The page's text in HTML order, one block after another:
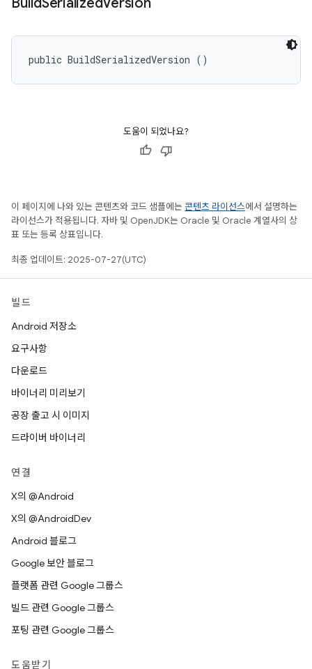
public BuildSerializedVersion ()
도움이 되었나요?
이 페이지에 나와 있는 콘텐츠와 코드 샘플에는 콘텐츠 라이선스에서 설명하는
라이선스가 적용됩니다. 자바 및 OpenJDK는 Oracle 및 Oracle 계열사의 상
표 또는 등록 상표입니다.
최종 업데이트: 2025-07-27(UTC)
빌드
Android 저장소
요구사항
다운로드
바이너리 미리보기
공장 출고 시 이미지
드라이버 바이너리
연결
X의 @Android
X의 @AndroidDev
Android 블로그
Google 보안 블로그
플랫폼 관련 Google 그룹스
빌드 관련 Google 그룹스
포팅 관련 Google 그룹스
도움받기